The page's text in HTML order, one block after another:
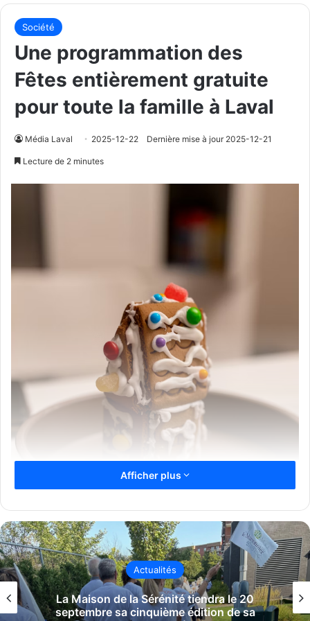
Société
Une programmation des
Fêtes entièrement gratuite
pour toute la famille à Laval
Média Laval 2025-12-22 Dernière mise à jour 2025-12-21
Lecture de 2 minutes
Afficher plus
Société
La revitalisation du secteur Val-Martin
franchit une nouvelle étape avec l’annonce